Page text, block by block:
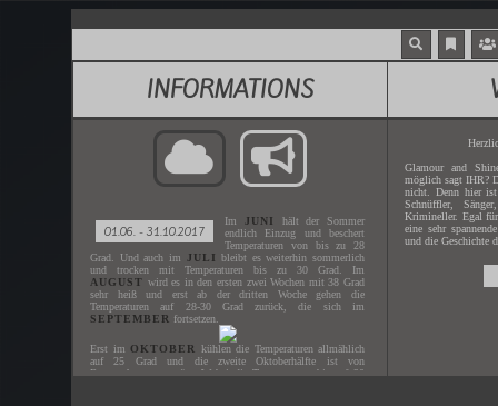
INFORMATIONS
01.06. - 31.10.2017
Im JUNI
hält der Sommer
endlich Einzug und beschert
Temperaturen von bis zu 28
Grad. Und auch im
JULI bleibt es weiterhin sommerlich
und trocken mit Temperaturen bis zu 30 Grad. Im
AUGUST wird es in den ersten zwei Wochen mit 38 Grad
sehr heiß und erst ab der dritten Woche gehen die
Temperaturen auf 28-30 Grad zurück, die sich im
SEPTEMBER fortsetzen.
Erst im OKTOBER
kühlen die Temperaturen allmählich
auf 25 Grad und die zweite Oktoberhälfte ist von
Regenschauern geprägt. Wobei die Temperaturen bis auf 20
Glamour and
möglich sagt IHR?
nicht. Denn hier
Schnüffler,
Krimineller. Egal
eine sehr
und die Geschichte